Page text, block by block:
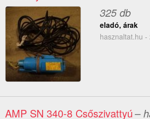
325 db
eladó, árak
hasznaltat.hu
AMP SN 340-8 Csőszivattyú–